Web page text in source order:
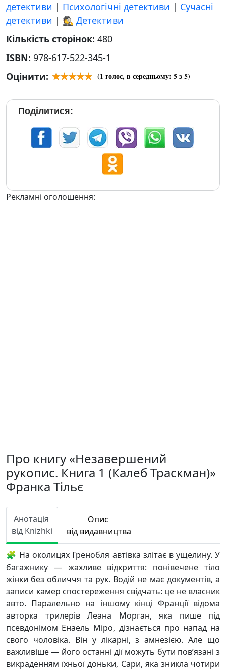
детективи | Психологічні детективи | Сучасні
детективи | 🕵 Детективи
Кількість сторінок: 480
ISBN: 978-617-522-345-1
Оцінити:
(1 голос, в середньому: 5з 5)
Поділитися:
Рекламні оголошення:
Про книгу «Незавершений
рукопис. Книга 1 (Калеб Траскман)»
Франка Тільє
Анотація
від Knizhki
Опис
від видавництва
🧩 На околицях Гренобля автівка злітає в ущелину. У
багажнику — жахливе відкриття: понівечене тіло
жінки без обличчя та рук. Водій не має документів, а
записи камер спостереження свідчать: це не власник
авто. Паралельно на іншому кінці Франції відома
авторка трилерів Леана Морган, яка пише під
псевдонімом Енаель Міро, дізнається про напад на
свого чоловіка. Він у лікарні, з амнезією. Але що
важливіше — його останні дії можуть бути пов’язані з
викраденням їхньої доньки, Сари, яка зникла чотири